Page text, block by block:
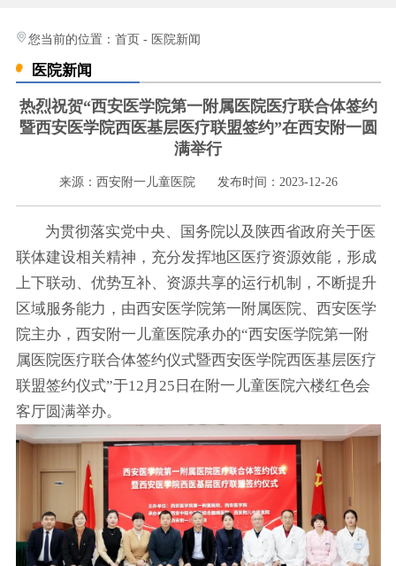
光影纪实
健康科普
联系我们
您当前的位置： 首页 - 医院新闻
医院新闻
热烈祝贺“西安医学院第一附属医院医疗联合体签约
暨西安医学院西医基层医疗联盟签约”在西安附一圆
满举行
来源：西安附一儿童医院 发布时间：2023-12-26
为贯彻落实党中央、国务院以及陕西省政府关于医
联体建设相关精神，充分发挥地区医疗资源效能，形成
上下联动、优势互补、资源共享的运行机制，不断提升
区域服务能力，由西安医学院第一附属医院、西安医学
院主办，西安附一儿童医院承办的“西安医学院第一附
属医院医疗联合体签约仪式暨西安医学院西医基层医疗
联盟签约仪式”于12月25日在附一儿童医院六楼红色会
客厅圆满举办。